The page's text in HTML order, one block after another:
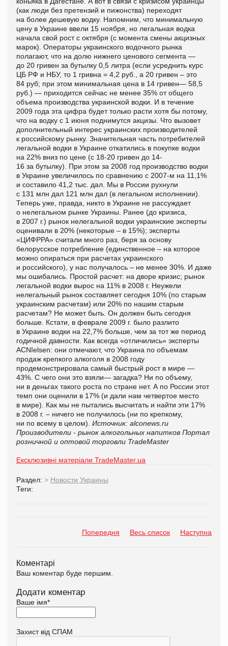
(как люди без претензий и пижонства) переходят
на более дешевую водку. Напомним, что минимальную
цену в Украине ввели 15 ноября, но легальная водка
начала свой рост с октября (с момента смены акцизных
марок). Операторы украинского водочного рынка
полагают, что на долю нижнего ценового сегмента —
до 20 гривен за бутылку 0,5 литра (если усреднить курс
ЦБ РФ и НБУ, то 1 гривна = 4,2 руб., а 20 гривен – это
84 руб; при этом минимальная цена в 14 гривен— 58,5
руб.) — приходится сейчас не менее 35% от общего
объема производства украинской водки. И в течение
2009 года эта цифра будет только расти хотя бы потому,
что на водку с 1 июня поднимутся акцизы. Что вызовет
дополнительный интерес украинских производителей
к российскому рынку. Значительная часть потребителей
легальной водки в Украине откатились в покупке водки
на 22% вниз по цене (с 18-20 гривен до 14-
16 за бутылку). При этом за 2008 год производство водки
в Украине увеличилось по сравнению с 2007-м на 11,1%
и составило 41,2 тыс. дал. Мы в России рухнули
с 131 млн дал 121 млн дал (в легальном исполнении).
Теперь уже, правда, никто в Украине не рассуждает
о нелегальном рынке Украины. Ранее (до кризиса,
в 2007 г.) рынок нелегальной водки украинские эксперты
оценивали в 20% (некоторые – в 15%); эксперты
«ЦИФРРА» считали много раз, беря за основу
белорусское потребление (единственное – на которое
можно опираться при расчетах украинского
и российского), у нас получалось – не менее 30%. И даже
мы ошибались. Простой расчет: на дворе кризис; рынок
легальной водки вырос на 11% в 2008 г. Неужели
нелегальный рынок составляет сегодня 10% (по старым
украинским расчетам) или 20% по нашим старым
расчетам? Не может быть. Он должен быть сегодня
больше. Кстати, в феврале 2009 г. было разлито
в Украине водки на 22,7% больше, чем за тот же период
годичной давности. Как всегда «отличились» эксперты
ACNIelsen: они отмечают, что Украина по объемам
продаж крепкого алкоголя в 2008 году
продемонстрировала самый быстрый рост в мире —
43%. С чего они это взяли— загадка? Ни по объему,
ни в деньгах такого роста по стране нет. А по России этот
темп они оценили в 17% (и дали нам четвертое место
в мире). Как мы не пытались высчитать и найти эти 17%
в 2008 г. – ничего не получилось (ни по крепкому,
ни по всему в целом). Источник: alconews.ru
Производители - рынок алкогольных напитков Портал
розничной и оптовой торговли TradeMaster
Ексклюзивні матеріали TradeMaster.ua
Раздел: > Новости Украины
Теги:
Попередня Весь список Наступна
Коментарі
Ваш коментар буде першим.
Додати коментар
Ваше імя*
Захист від СПАМ